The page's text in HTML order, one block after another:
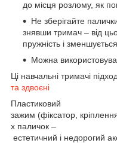
до місця розлому, як
Не зберігайте
знявши тримач – від
пружність і
Можна
Ці навчальні тримачі
та здвоєні
Пластиковий
зажим (фіксатор,
х паличок –
естетичний і недорогий